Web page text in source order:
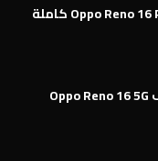
مواصفات وميزات هاتف Oppo Reno 16 5G